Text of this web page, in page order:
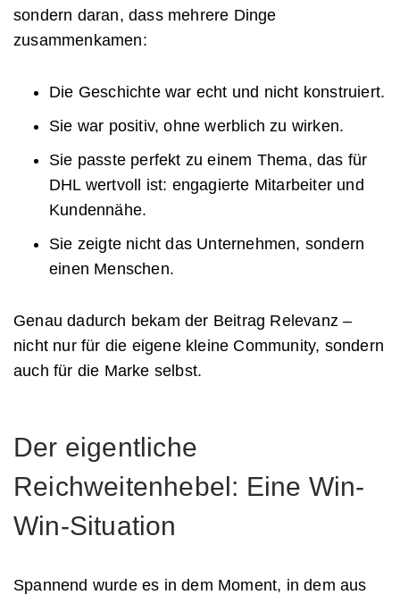
sondern daran, dass mehrere Dinge
zusammenkamen:
Die Geschichte war echt und nicht konstruiert.
Sie war positiv, ohne werblich zu wirken.
Sie passte perfekt zu einem Thema, das für
DHL wertvoll ist: engagierte Mitarbeiter und
Kundennähe.
Sie zeigte nicht das Unternehmen, sondern
einen Menschen.
Genau dadurch bekam der Beitrag Relevanz –
nicht nur für die eigene kleine Community, sondern
auch für die Marke selbst.
Der eigentliche
Reichweitenhebel: Eine Win-
Win-Situation
Spannend wurde es in dem Moment, in dem aus